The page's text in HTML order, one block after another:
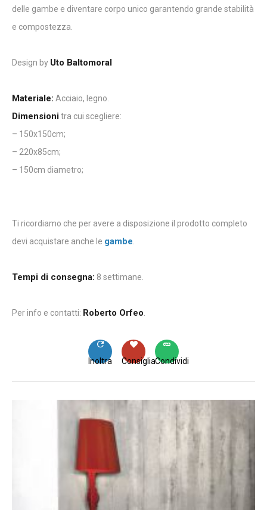
delle gambe e diventare corpo unico garantendo grande stabilità
e compostezza.
Design by Uto Baltomoral
Materiale: Acciaio, legno.
Dimensionitra cui scegliere:
– 150x150cm;
– 220x85cm;
– 150cm diametro;
Ti ricordiamo che per avere a disposizione il prodotto completo
devi acquistare anche le gambe.
Tempi di consegna: 8 settimane.
Per info e contatti: Roberto Orfeo.
Condividi
Consiglia
Inoltra